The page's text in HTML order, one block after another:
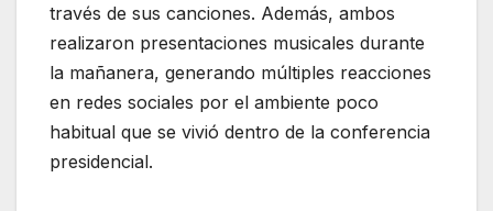
través de sus canciones. Además, ambos
realizaron presentaciones musicales durante
la mañanera, generando múltiples reacciones
en redes sociales por el ambiente poco
habitual que se vivió dentro de la conferencia
presidencial.